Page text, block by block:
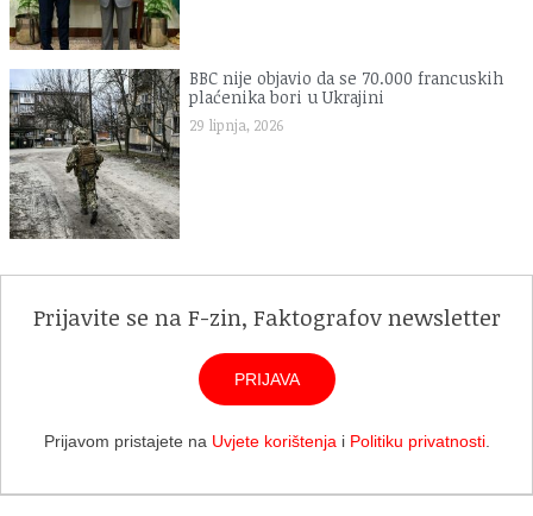
BBC nije objavio da se 70.000 francuskih
plaćenika bori u Ukrajini
29 lipnja, 2026
Prijavite se na F-zin, Faktografov newsletter
PRIJAVA
Prijavom pristajete na Uvjete korištenja i Politiku privatnosti.